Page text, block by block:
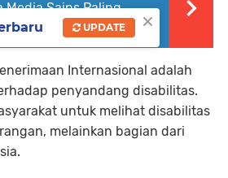
Media Sains Paling
Internasional adalah
penyandang disabilitas.
untuk melihat disabilitas
melainkan bagian dari
×
UPDATE